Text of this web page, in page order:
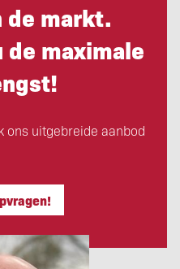
de markt.
de maximale
ons uitgebreide aanbod